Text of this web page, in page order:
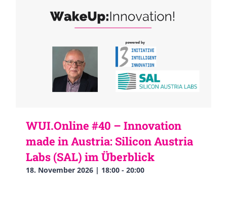
WUI.Online #40 – Innovation
made in Austria: Silicon Austria
Labs (SAL) im Überblick
18. November 2026 | 18:00 - 20:00